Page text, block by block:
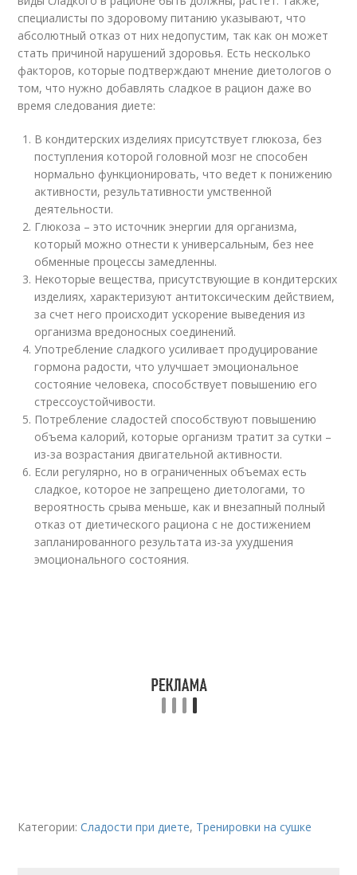
специалисты по здоровому питанию указывают, что
абсолютный отказ от них недопустим, так как он может
стать причиной нарушений здоровья. Есть несколько
факторов, которые подтверждают мнение диетологов о
том, что нужно добавлять сладкое в рацион даже во
время следования диете:
В кондитерских изделиях присутствует глюкоза, без
поступления которой головной мозг не способен
нормально функционировать, что ведет к понижению
активности, результативности умственной
деятельности.
Глюкоза – это источник энергии для организма,
который можно отнести к универсальным, без нее
обменные процессы замедленны.
Некоторые вещества, присутствующие в кондитерских
изделиях, характеризуют антитоксическим действием,
за счет него происходит ускорение выведения из
организма вредоносных соединений.
Употребление сладкого усиливает продуцирование
гормона радости, что улучшает эмоциональное
состояние человека, способствует повышению его
стрессоустойчивости.
Потребление сладостей способствуют повышению
объема калорий, которые организм тратит за сутки –
из-за возрастания двигательной активности.
Если регулярно, но в ограниченных объемах есть
сладкое, которое не запрещено диетологами, то
вероятность срыва меньше, как и внезапный полный
отказ от диетического рациона с не достижением
запланированного результата из-за ухудшения
эмоционального состояния.
Категории:Сладости при диете, Тренировки на сушке